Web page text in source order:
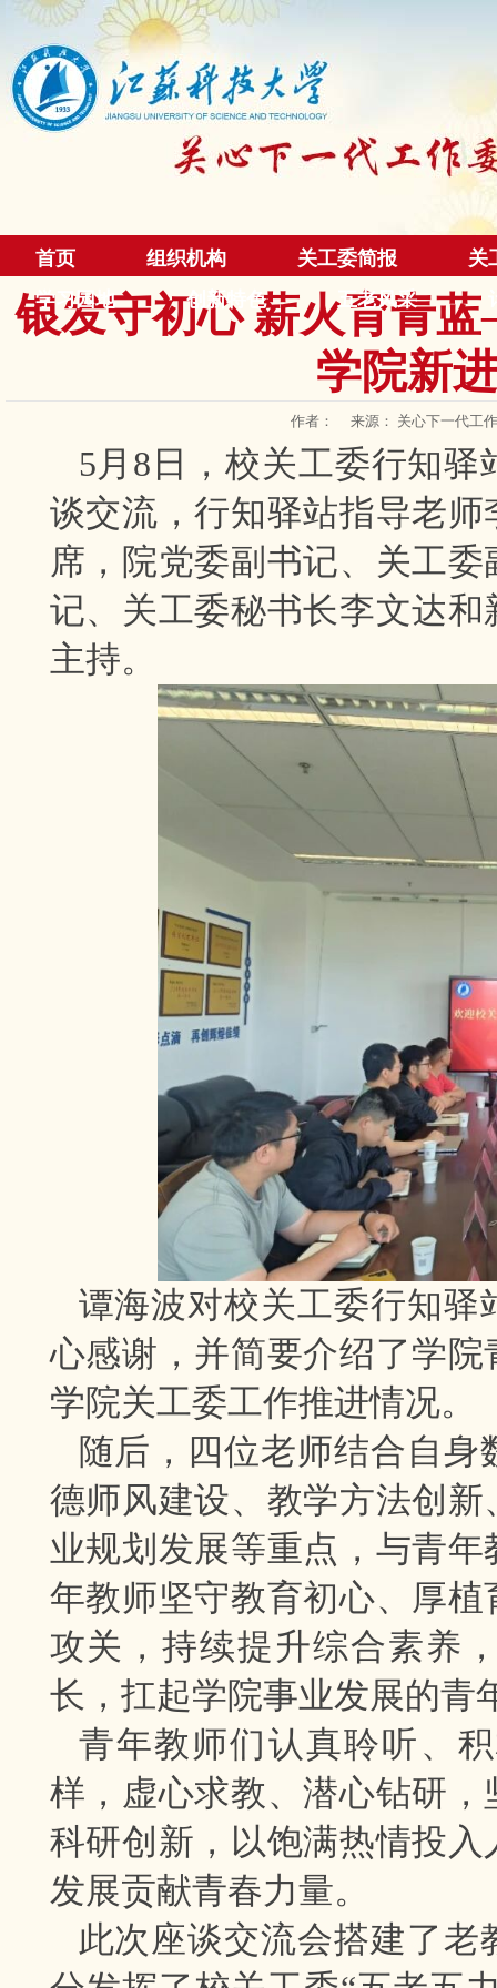
首页 组织机构 关工委简报
关
学习园地
创新特色 五老风采
银发守初心 薪火育青
学院新
作者： 来源： 关心下一代工
5月8日，校关工委行知
谈交流，行知驿站指导老
席，院党委副书记、关工
记、关工委秘书长李文达
主持。
谭海波对校关工委行知驿
心感谢，并简要介绍了学
学院关工委工作推进情况。
随后，四位老师结合自
德师风建设、教学方法创
业规划发展等重点，与青
年教师坚守教育初心、厚
攻关，持续提升综合素养
长，扛起学院事业发展的青
青年教师们认真聆听、
样，虚心求教、潜心钻研
科研创新，以饱满热情投
发展贡献青春力量。
此次座谈交流会搭建了